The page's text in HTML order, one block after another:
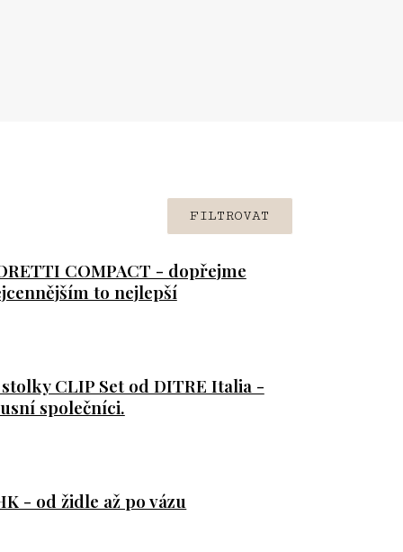
FILTROVAT
COMPACT - dopřejme
to nejlepší
CLIP Set od DITRE Italia -
společníci.
- od židle až po vázu